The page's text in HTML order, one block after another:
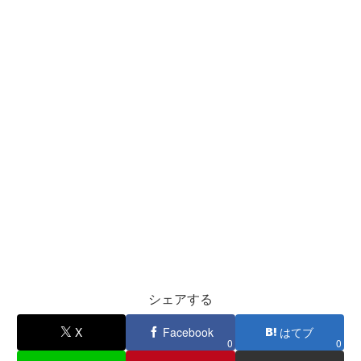
シェアする
X Facebook
0
はてブ
0